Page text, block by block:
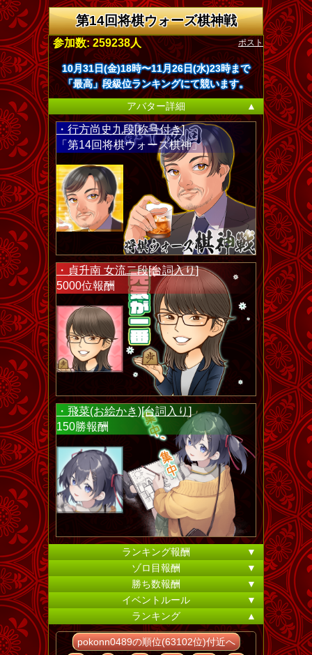
第14回将棋ウォーズ棋神戦
ポスト
参加数: 259238人
10月31日(金)18時〜11月26日(水)23時まで
「最高」段級位ランキングにて競います。
アバター詳細
▲
・行方尚史九段[称号付き]
「第14回将棋ウォーズ棋神」
・貞升南 女流二段[台詞入り]
5000位報酬
・飛菜(お絵かき)[台詞入り]
150勝報酬
ランキング報酬
▼
ゾロ目報酬
▼
勝ち数報酬
▼
イベントルール
▼
ランキング
▲
pokonn0489の順位(63102位)付近へ